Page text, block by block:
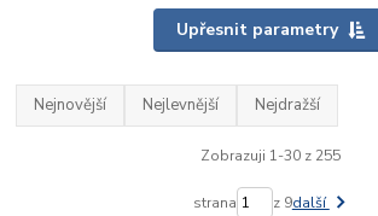
Upřesnit parametry
Nejnovější Nejlevnější Nejdražší
Zobrazuji 1-30 z 255
strana z 9další